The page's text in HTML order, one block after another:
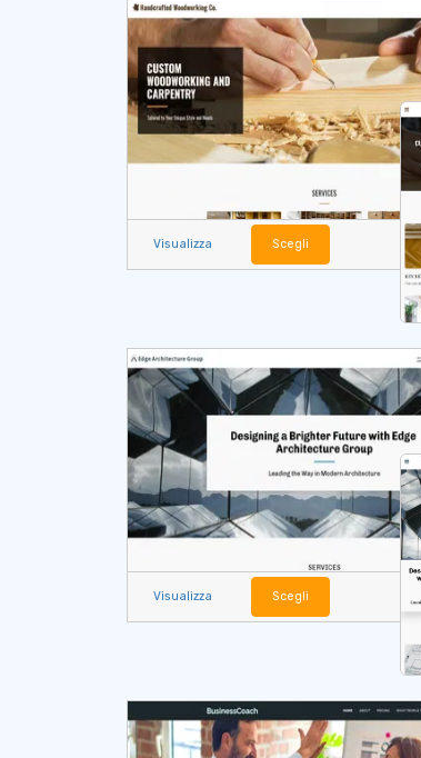
Visualizza Scegli
Visualizza Scegli